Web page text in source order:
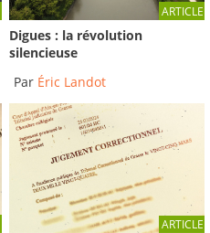
ARTICLE
Digues : la révolution
silencieuse
Par Éric Landot
ARTICLE